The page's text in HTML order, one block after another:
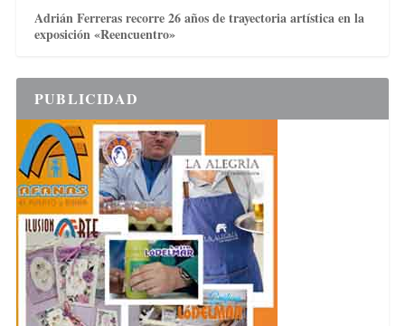
Adrián Ferreras recorre 26 años de trayectoria artística en la
exposición «Reencuentro»
PUBLICIDAD